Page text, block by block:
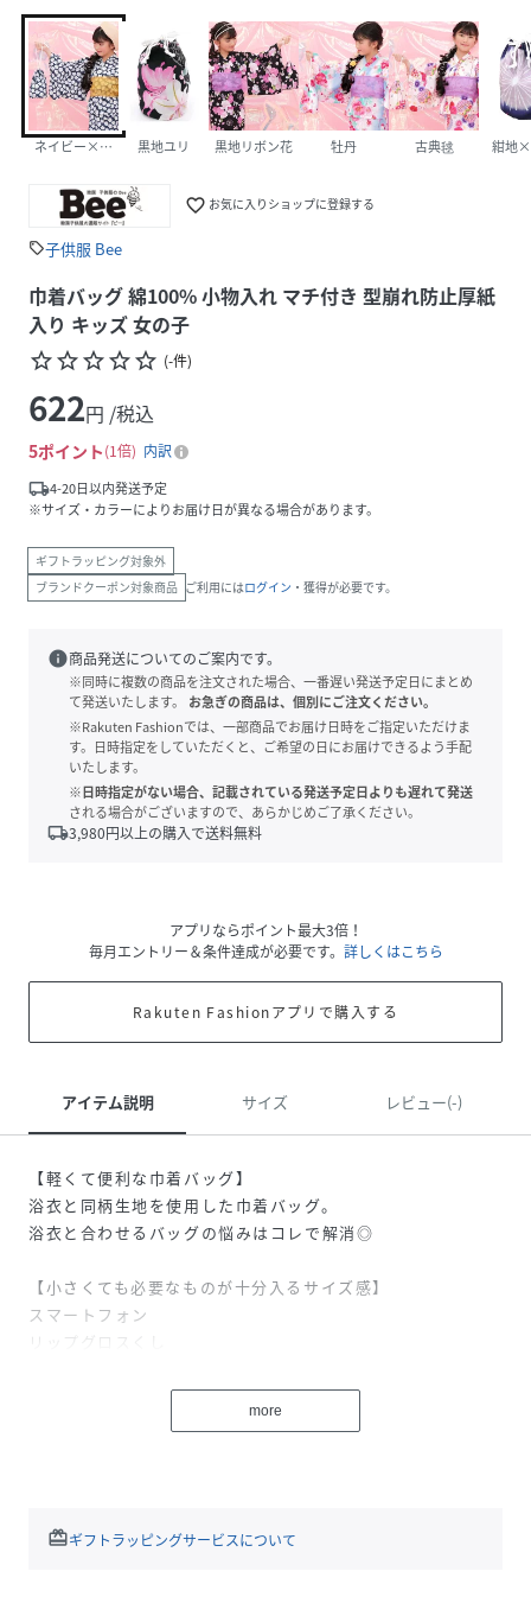
ネイビー×白小花黒地ユリ 黒地リボン花 牡丹 古典毬 紺地
favorite_border お気に入りショップに登録する
sell子供服 Bee
巾着バッグ 綿100% 小物入れ マチ付き 型崩れ防止厚紙
入り キッズ 女の子
star_borderstar_borderstar_borderstar_borderstar_border (-件)
622円 /税込
5ポイント 1倍
内訳
local_shipping4-20日以内発送予定
※サイズ・カラーによりお届け日が異なる場合があります。
ギフトラッピング対象外
ブランドクーポン対象商品 ご利用にはログイン ・獲得が必要です。
info商品発送についてのご案内です。
※同時に複数の商品を注文された場合、一番遅い発送予定日にまとめ
て発送いたします。
お急ぎの商品は、個別にご注文ください。
※Rakuten Fashionでは、一部商品でお届け日時をご指定いただけま
す。日時指定をしていただくと、ご希望の日にお届けできるよう手配
いたします。
※日時指定がない場合、記載されている発送予定日よりも遅れて発送
される場合がございますので、あらかじめご了承ください。
local_shipping3,980円以上の購入で送料無料
アプリならポイント最大3倍！
毎月エントリー＆条件達成が必要です。 詳しくはこちら
Rakuten Fashionアプリで購入する
アイテム説明 サイズ レビュー(-)
【軽くて便利な巾着バッグ】
浴衣と同柄生地を使用した巾着バッグ。
浴衣と合わせるバッグの悩みはコレで解消◎
【小さくても必要なものが十分入るサイズ感】
スマートフォン
リップグロスくし
さらに広口で出し入れも簡単◎
more
redeemギフトラッピングサービスについて